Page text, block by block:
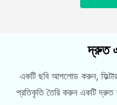
দ্রুত
একটি ছবি আপলোড করুন,
প্রতিকৃতি তৈরি করুন একটি দ্রুত